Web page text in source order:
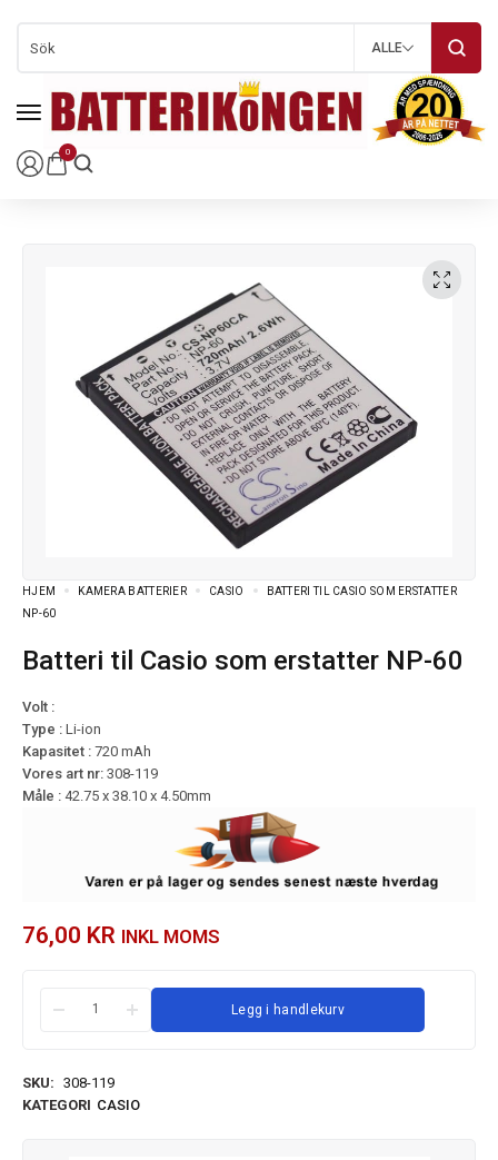
0
ALLE
HJEM KAMERA BATTERIER CASIO
BATTERI TIL CASIO SOM ERSTATTER
NP-60
Batteri til Casio som erstatter NP-60
Volt :
Type : Li-ion
Kapasitet : 720 mAh
Vores art nr: 308-119
Måle : 42.75 x 38.10 x 4.50mm
76,00 KR INKL MOMS
Legg i handlekurv
SKU: 308-119
KATEGORI CASIO